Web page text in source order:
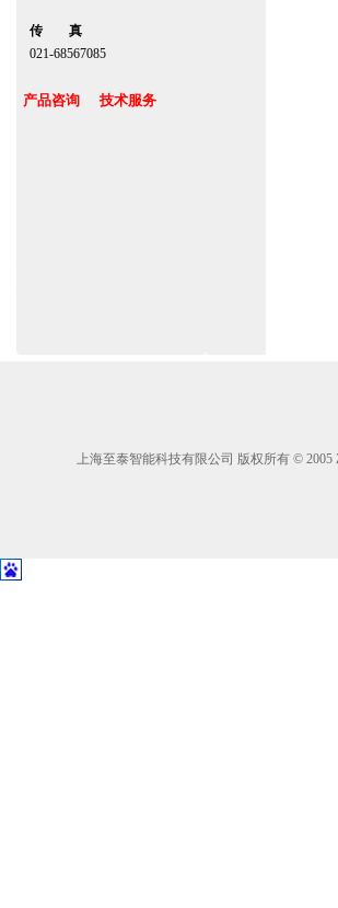
传 真
021-68567085
产品咨询 技术服务
上海至泰智能科技有限公司 版权所有 ©